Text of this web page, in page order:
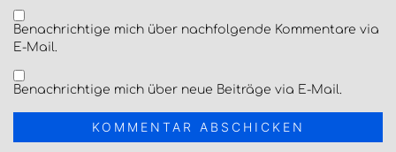
Benachrichtige mich über nachfolgende Kommentare via
E-Mail.
Benachrichtige mich über neue Beiträge via E-Mail.